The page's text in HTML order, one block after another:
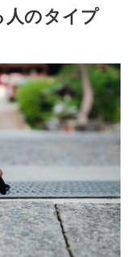
人のタイプ